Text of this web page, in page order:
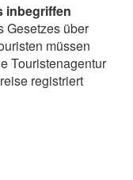
inbegriffen
Gesetzes über
müssen
Touristenagentur
registriert